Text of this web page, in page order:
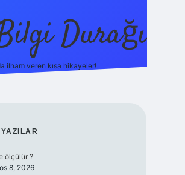
Durağı
ilham veren kısa hikayeler!
ölçülür ?
8, 2026